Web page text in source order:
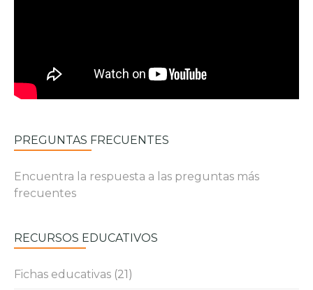
PREGUNTAS FRECUENTES
Encuentra la respuesta a las preguntas más
frecuentes
RECURSOS EDUCATIVOS
Fichas educativas (21)